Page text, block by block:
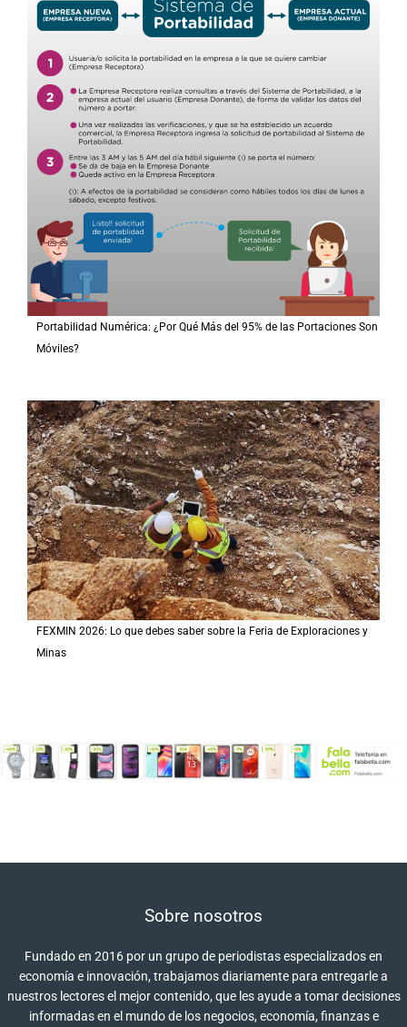
Portabilidad Numérica: ¿Por Qué Más del 95% de las Portaciones Son
Móviles?
FEXMIN 2026: Lo que debes saber sobre la Feria de Exploraciones y
Minas
Sobre nosotros
Fundado en 2016 por un grupo de periodistas especializados en
economía e innovación, trabajamos diariamente para entregarle a
nuestros lectores el mejor contenido, que les ayude a tomar decisiones
informadas en el mundo de los negocios, economía, finanzas e